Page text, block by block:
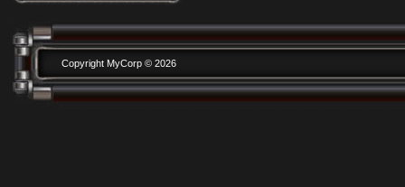
Copyright MyCorp © 2026